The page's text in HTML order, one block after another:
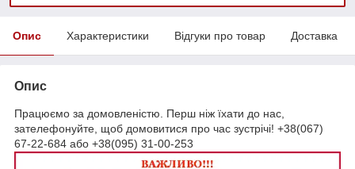
Опис Характеристики Відгуки про товар Доставка
Опис
Працюємо за домовленістю. Перш ніж їхати до нас,
зателефонуйте, щоб домовитися про час зустрічі! +38(067)
67-22-684 або +38(095) 31-00-253